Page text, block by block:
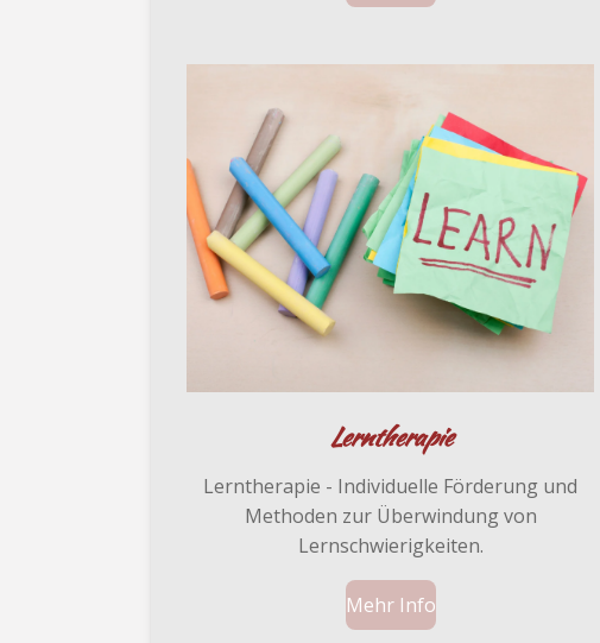
Lerntherapie
Lerntherapie - Individuelle Förderung und
Methoden zur Überwindung von
Lernschwierigkeiten.
Mehr Info